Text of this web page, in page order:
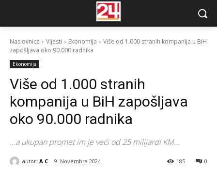
Naslovnica Vijesti Ekonomija
Više od 1.000 stranih kompanija u BiH
zapošljava oko 90.000 radnika
Ekonomija
Više od 1.000 stranih
kompanija u BiH zapošljava
oko 90.000 radnika
...a ukupan promet im je veći od 25 milijardi KM...
autor: A C 9. Novembra 2024. 0
185